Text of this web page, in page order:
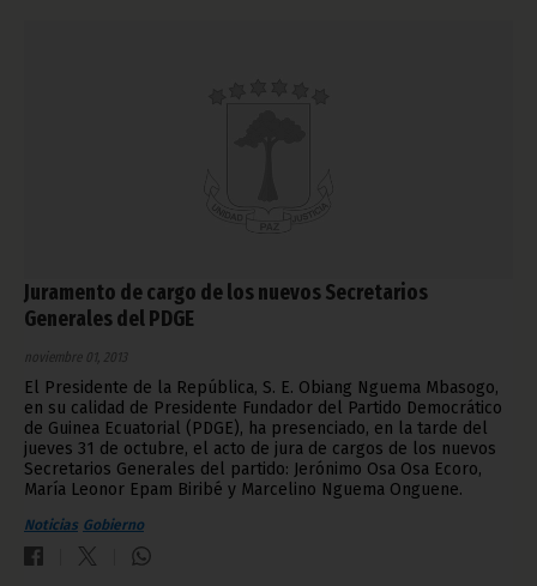
Juramento de cargo de los nuevos Secretarios
Generales del PDGE
noviembre 01, 2013
El Presidente de la República, S. E. Obiang Nguema Mbasogo,
en su calidad de Presidente Fundador del Partido Democrático
de Guinea Ecuatorial (PDGE), ha presenciado, en la tarde del
jueves 31 de octubre, el acto de jura de cargos de los nuevos
Secretarios Generales del partido: Jerónimo Osa Osa Ecoro,
María Leonor Epam Biribé y Marcelino Nguema Onguene.
Noticias Gobierno